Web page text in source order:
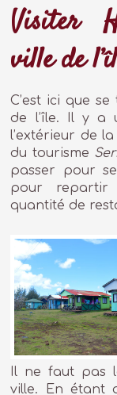
Visiter
ville de
C’est ici que
de l’île. Il y a
l’extérieur de
du tourisme
passer pour
pour repartir
quantité de
Il ne faut pas
ville. En étant